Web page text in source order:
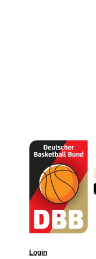
Login